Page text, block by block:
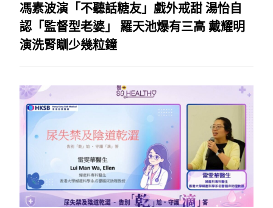
馮素波演「不聽話糖友」戲外戒甜 湯怡自
認「監督型老婆」 羅天池爆有三高 戴耀明
演洗腎瞓少幾粒鐘